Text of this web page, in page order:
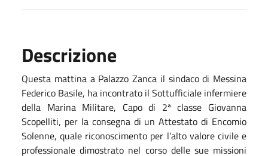
Descrizione
Questa mattina a Palazzo Zanca il sindaco di Messina
Federico Basile, ha incontrato il Sottufficiale infermiere
della Marina Militare, Capo di 2ª classe Giovanna
Scopelliti, per la consegna di un Attestato di Encomio
Solenne, quale riconoscimento per l’alto valore civile e
professionale dimostrato nel corso delle sue missioni